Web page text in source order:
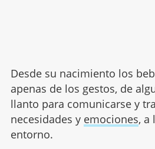
Desde su nacimiento los
apenas de los gestos, de
llanto para comunicarse y
necesidades y emociones, a
entorno.